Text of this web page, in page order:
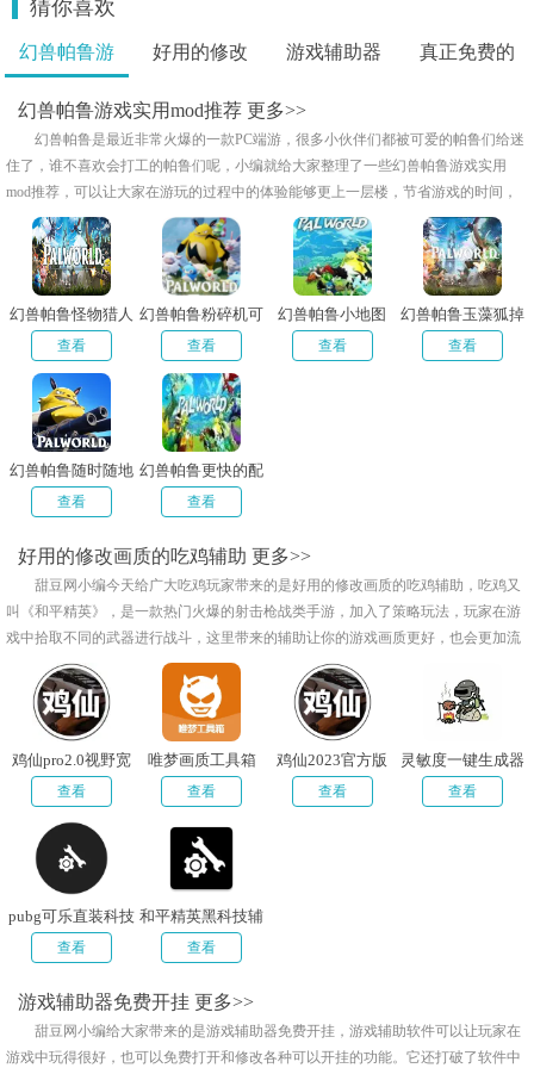
猜你喜欢
幻兽帕鲁游 好用的修改 游戏辅助器 真正免费的
幻兽帕鲁游戏实用mod推荐 更多>>
幻兽帕鲁是最近非常火爆的一款PC端游，很多小伙伴们都被可爱的帕鲁们给迷
住了，谁不喜欢会打工的帕鲁们呢，小编就给大家整理了一些幻兽帕鲁游戏实用
mod推荐，可以让大家在游玩的过程中的体验能够更上一层楼，节省游戏的时间，
让游戏更具有挑战性和趣味性，喜欢的小伙伴们欢迎来下载试试吧！
幻兽帕鲁怪物猎人
雄火龙外观MOD
查看
幻兽帕鲁粉碎机可
以生产金属矿MOD
查看
幻兽帕鲁小地图
MOD
查看
幻兽帕鲁玉藻狐掉
落所有帕鲁球MOD
查看
幻兽帕鲁随时随地
永远快速传送MOD
查看
幻兽帕鲁更快的配
种MOD
查看
好用的修改画质的吃鸡辅助 更多>>
甜豆网小编今天给广大吃鸡玩家带来的是好用的修改画质的吃鸡辅助，吃鸡又
叫《和平精英》，是一款热门火爆的射击枪战类手游，加入了策略玩法，玩家在游
戏中拾取不同的武器进行战斗，这里带来的辅助让你的游戏画质更好，也会更加流
畅哦，喜欢的朋友们快来下载吧！
鸡仙pro2.0视野宽
阔2023
查看
唯梦画质工具箱
查看
鸡仙2023官方版
1.7.0最新版
查看
灵敏度一键生成器
查看
pubg可乐直装科技
辅助
查看
和平精英黑科技辅
助器安全版
查看
游戏辅助器免费开挂 更多>>
甜豆网小编给大家带来的是游戏辅助器免费开挂，游戏辅助软件可以让玩家在
游戏中玩得很好，也可以免费打开和修改各种可以开挂的功能。它还打破了软件中